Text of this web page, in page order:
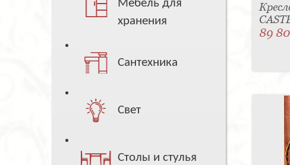
Мебель для
хранения
Сантехника
Свет
Столы и стулья
89